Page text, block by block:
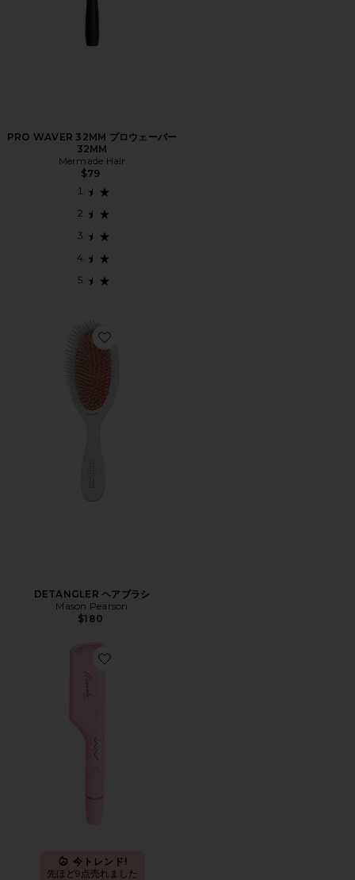
PRO WAVER 32MM プロウェーバー
32MM
Mermade Hair
$79
Favorite DETANGLER ヘアブラシ
DETANGLER ヘアブラシ
Mason Pearson
$180
Favorite DOUBLE WAVER ダブルウェーバー
今トレンド!
先ほど9点売れました